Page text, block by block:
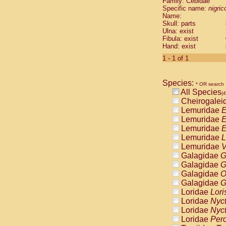
Cebidae
Cebidae
Cebidae
Cebidae
Cebidae
Cebidae
Cebidae
Cebidae
Cebidae
Cebidae
Cebidae
Cebidae
Atelidae
Atelidae
Atelidae
Atelidae
Atelidae
Atelidae
Atelidae
Atelidae
Atelidae
Atelidae
Pitheciidae
Specific name:
Name:
Skull: parts
Ulna: exist
Fibula: exist
Hand: exist
1 - 1 of 1
Species: * OR search
All Species
Lemuridae
Lemuridae
Lemuridae
Lemuridae
Lemuridae
Galagidae
Galagidae
Galagidae
Galagidae
Loridae
Loridae
Loridae
Loridae